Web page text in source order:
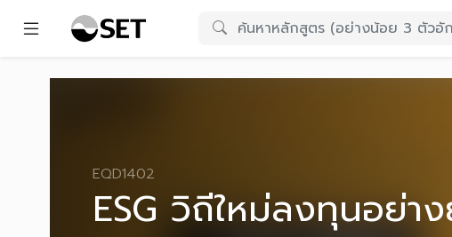
EQD1402
ESG วิถีใหม่ลงทุนอย่า